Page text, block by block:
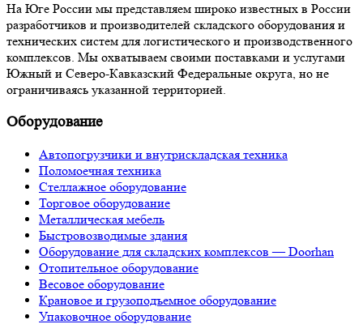
На Юге России мы представляем широко известных в России
разработчиков и производителей складского оборудования и
технических систем для логистического и производственного
комплексов. Мы охватываем своими поставками и услугами
Южный и Северо-Кавказский Федеральные округа, но не
ограничиваясь указанной территорией.
Оборудование
Автопогрузчики и внутрискладская техника
Поломоечная техника
Стеллажное оборудование
Торговое оборудование
Металлическая мебель
Быстровозводимые здания
Оборудование для складских комплексов — Doorhan
Отопительное оборудование
Весовое оборудование
Крановое и грузоподъемное оборудование
Упаковочное оборудование